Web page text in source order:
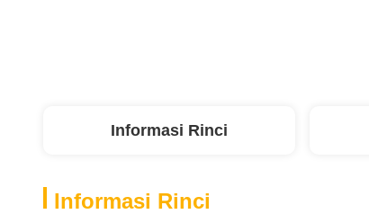
Informasi Rinci
Informasi Rinci